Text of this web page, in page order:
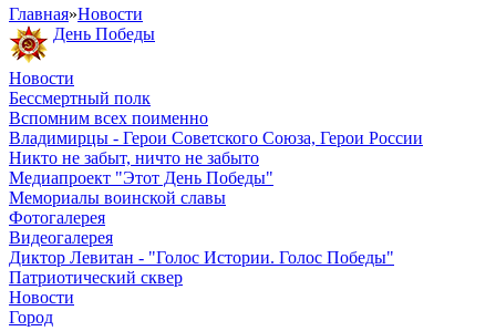
Главная»Новости
День Победы
Новости
Бессмертный полк
Вспомним всех поименно
Владимирцы - Герои Советского Союза, Герои России
Никто не забыт, ничто не забыто
Медиапроект "Этот День Победы"
Мемориалы воинской славы
Фотогалерея
Видеогалерея
Диктор Левитан - "Голос Истории. Голос Победы"
Патриотический сквер
Новости
Город